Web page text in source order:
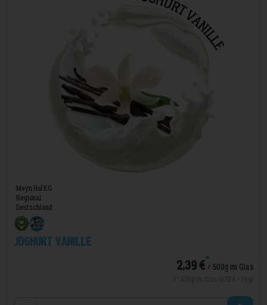
Meyn Hof KG
Regional
Deutschland
Joghurt Vanille
2,39 €*/ 500g im Glas